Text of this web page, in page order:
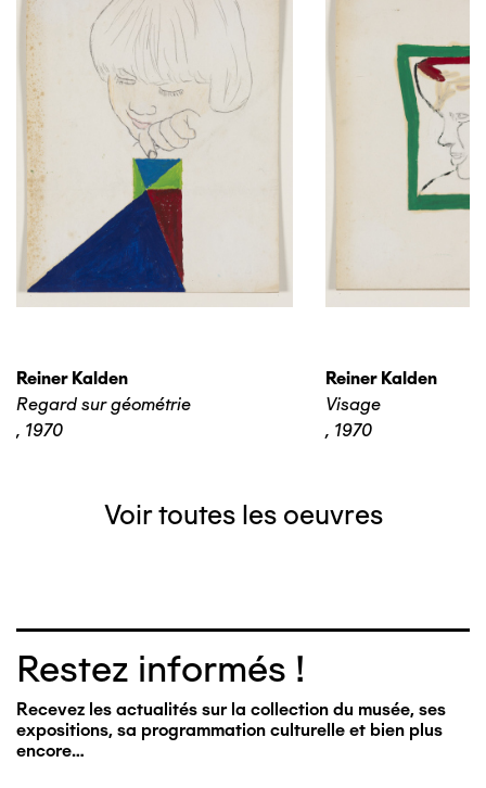
Reiner Kalden
Regard sur géométrie
, 1970
Reiner Kalden
Visage
, 1970
Voir toutes les oeuvres
Restez informés !
Recevez les actualités sur la collection du musée, ses
expositions, sa programmation culturelle et bien plus
encore…